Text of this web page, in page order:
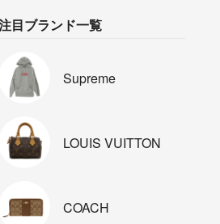
目ブランド一覧
Supreme
LOUIS VUITTON
COACH